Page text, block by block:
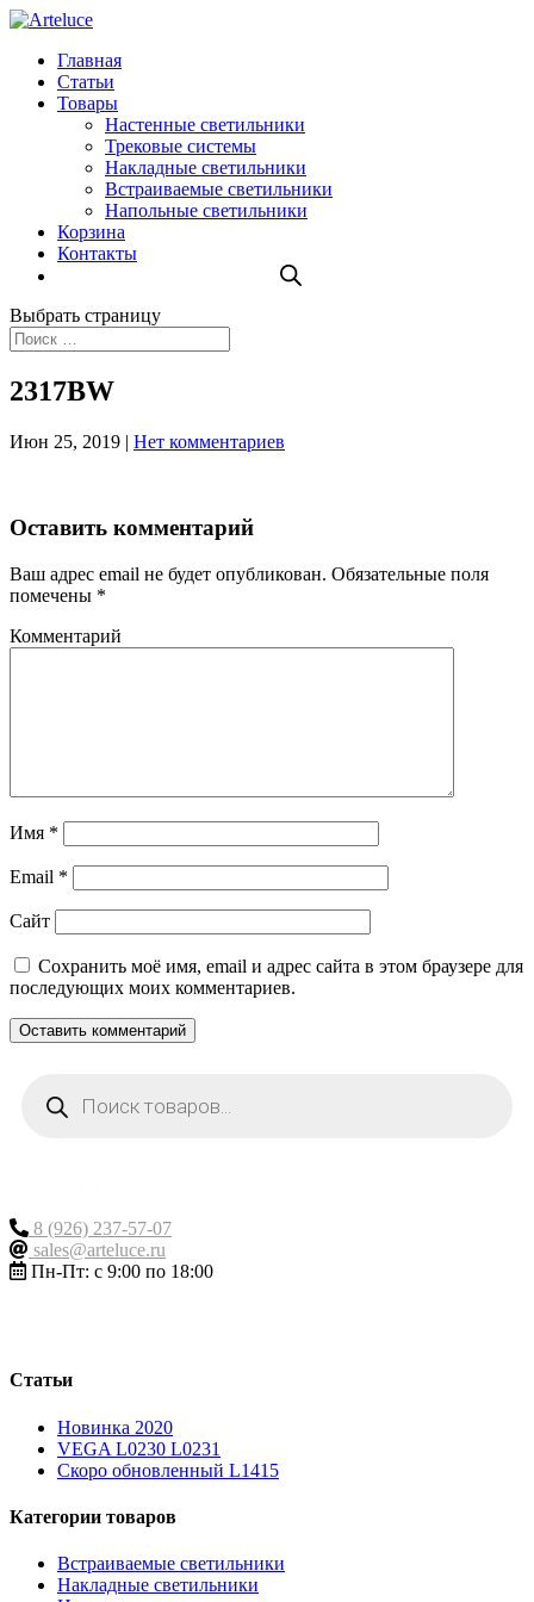
Главная
Статьи
Товары
Настенные светильники
Трековые системы
Накладные светильники
Встраиваемые светильники
Напольные светильники
Корзина
Контакты
Выбрать страницу
2317BW
Июн 25, 2019 | Нет комментариев
Оставить комментарий
Ваш адрес email не будет опубликован. Обязательные поля
помечены *
Комментарий
Имя *
Email *
Сайт
Сохранить моё имя, email и адрес сайта в этом браузере для
последующих моих комментариев.
товаров
8 (926) 237-57-07
sales@arteluce.ru
Пн-Пт: с 9:00 по 18:00
Статьи
Новинка 2020
VEGA L0230 L0231
Скоро обновленный L1415
Категории товаров
Встраиваемые светильники
Накладные светильники